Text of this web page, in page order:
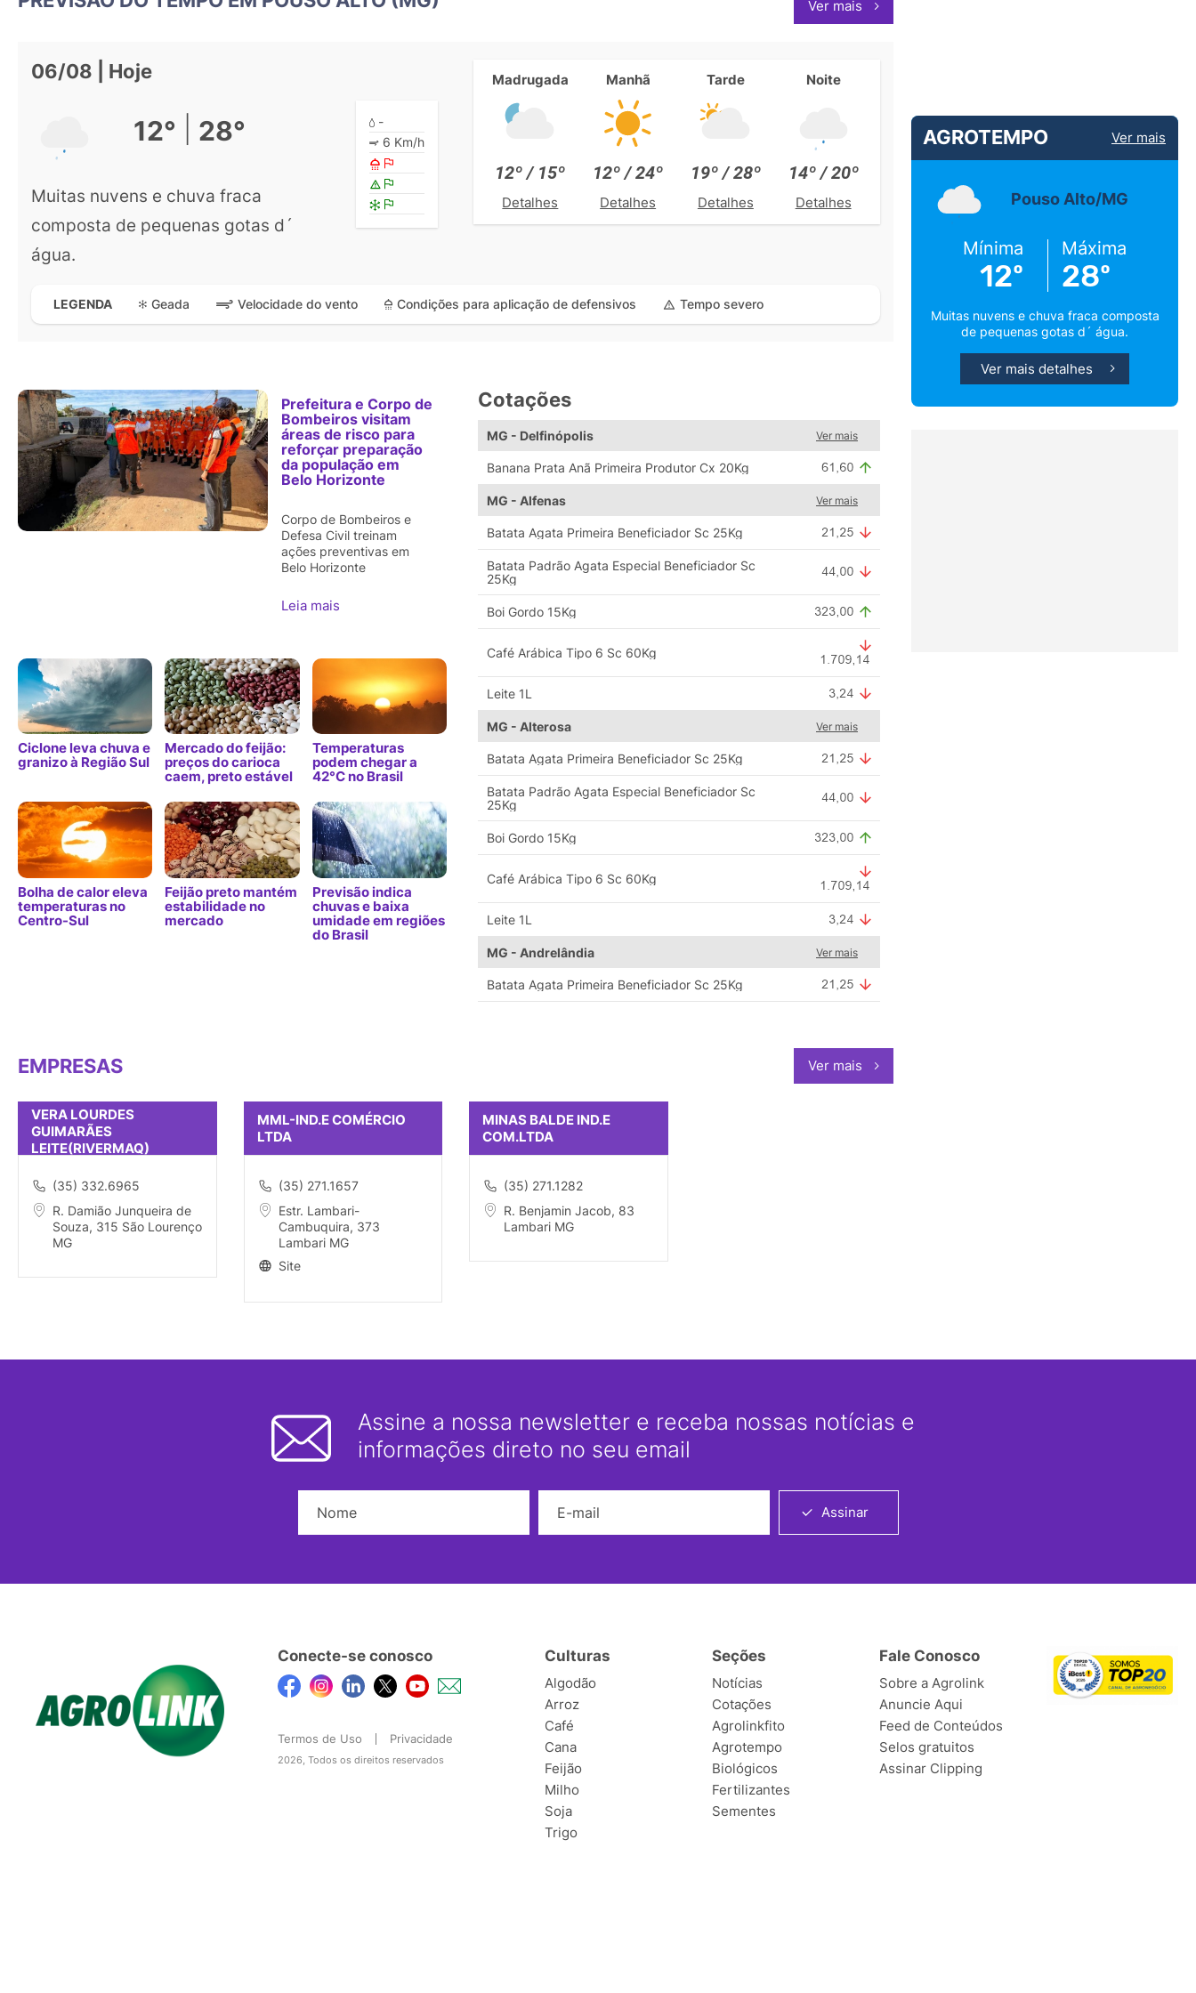
Ver mais
06/08 | Hoje
12° 28°
Muitas nuvens e chuva fraca
composta de pequenas gotas d´
água.
-
6 Km/h
Madrugada
12º / 15º
Detalhes
Manhã
12º / 24º
Detalhes
Tarde
19º / 28º
Detalhes
Noite
14º / 20º
Detalhes
LEGENDA Geada Velocidade do vento Condições para aplicação de defensivos Tempo severo
Prefeitura e Corpo de
Bombeiros visitam
áreas de risco para
reforçar preparação
da população em
Belo Horizonte
Corpo de Bombeiros e
Defesa Civil treinam
ações preventivas em
Belo Horizonte
Leia mais
Ciclone leva chuva e
granizo à Região Sul
Mercado do feijão:
preços do carioca
caem, preto estável
Temperaturas
podem chegar a
42°C no Brasil
Bolha de calor eleva
temperaturas no
Centro-Sul
Feijão preto mantém
estabilidade no
mercado
Previsão indica
chuvas e baixa
umidade em regiões
do Brasil
Cotações
MG - Delfinópolis Ver mais
Banana Prata Anã Primeira Produtor Cx 20Kg
MG - Alfenas Ver mais
Batata Agata Primeira Beneficiador Sc 25Kg
Batata Padrão Agata Especial Beneficiador Sc
25Kg
Boi Gordo 15Kg
Café Arábica Tipo 6 Sc 60Kg
Leite 1L
MG - Alterosa Ver mais
Batata Agata Primeira Beneficiador Sc 25Kg
Batata Padrão Agata Especial Beneficiador Sc
25Kg
Boi Gordo 15Kg
Café Arábica Tipo 6 Sc 60Kg
Leite 1L
MG - Andrelândia Ver mais
Batata Agata Primeira Beneficiador Sc 25Kg
EMPRESAS Ver mais
VERA LOURDES
GUIMARÃES
LEITE(RIVERMAQ)
(35) 332.6965
R. Damião Junqueira de
Souza, 315 São Lourenço
MG
MML-IND.E COMÉRCIO
LTDA
(35) 271.1657
Estr. Lambari-
Cambuquira, 373
Lambari MG
Site
MINAS BALDE IND.E
COM.LTDA
(35) 271.1282
R. Benjamin Jacob, 83
Lambari MG
AGROTEMPO Ver mais
Pouso Alto/MG
Mínima
12º
Máxima
28º
Muitas nuvens e chuva fraca composta
de pequenas gotas d´ água.
Ver mais detalhes
Assine a nossa newsletter e receba nossas notícias e
informações direto no seu email
Assinar
Conecte-se conosco
Termos de Uso Privacidade
2026, Todos os direitos reservados
Culturas
Algodão
Arroz
Café
Cana
Feijão
Milho
Soja
Trigo
Seções
Notícias
Cotações
Agrolinkfito
Agrotempo
Biológicos
Fertilizantes
Sementes
Fale Conosco
Sobre a Agrolink
Anuncie Aqui
Feed de Conteúdos
Selos gratuitos
Assinar Clipping